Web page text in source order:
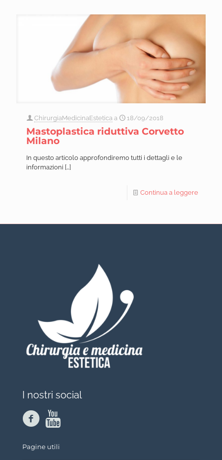
ChirurgiaMedicinaEstetica a 18/09/2018
Mastoplastica riduttiva Corvetto
Milano
In questo articolo approfondiremo tutti i dettagli e le
informazioni […]
Continua a leggere
I nostri social
Pagine utili